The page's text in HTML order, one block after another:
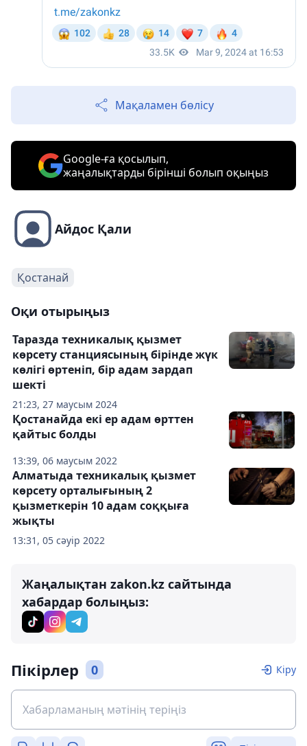
Мақаламен бөлісу
Google-ға қосылып,
жаңалықтарды бірінші болып оқыңыз
Айдос Қали
Қостанай
Оқи отырыңыз
21:23, 27 маусым 2024
Таразда техникалық қызмет
көрсету станциясының бірінде жүк
көлігі өртеніп, бір адам зардап
шекті
13:39, 06 маусым 2022
Қостанайда екі ер адам өрттен
қайтыс болды
13:31, 05 сәуір 2022
Алматыда техникалық қызмет
көрсету орталығының 2
қызметкерін 10 адам соққыға
жықты
Жаңалықтан zakon.kz сайтында
хабардар болыңыз:
Пікірлер 0 Кіру